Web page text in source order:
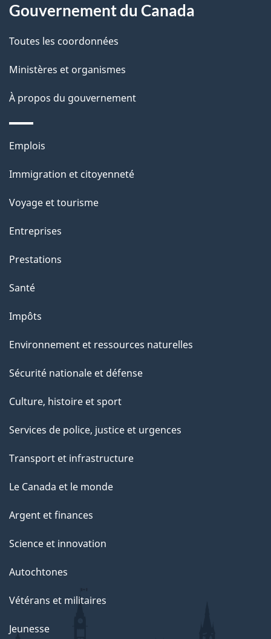
i
l
s
d
e
l
a
p
a
g
e
propos
de
ce
site
Gouvernement du Canada
Toutes les coordonnées
Ministères et organismes
À propos du gouvernement
Thèmes
sujets
Emplois
Immigration et citoyenneté
Voyage et tourisme
Entreprises
Prestations
Santé
Impôts
Environnement et ressources naturelles
Sécurité nationale et défense
Culture, histoire et sport
Services de police, justice et urgences
Transport et infrastructure
Le Canada et le monde
Argent et finances
Science et innovation
Autochtones
Vétérans et militaires
Jeunesse